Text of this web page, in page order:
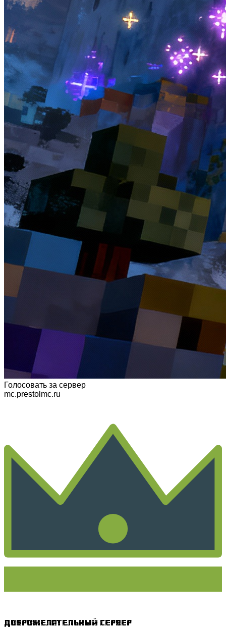
Голосовать за сервер
mc.prestolmc.ru
Доброжелательный сервер